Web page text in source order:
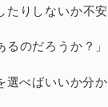
りしないか不安
のだろうか？」
べばいいか分か